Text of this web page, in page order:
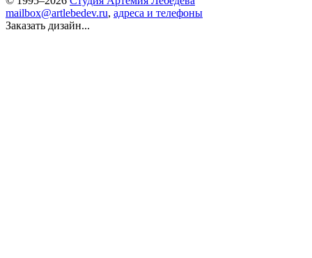
mailbox@artlebedev.ru, адреса и телефоны
Заказать дизайн...